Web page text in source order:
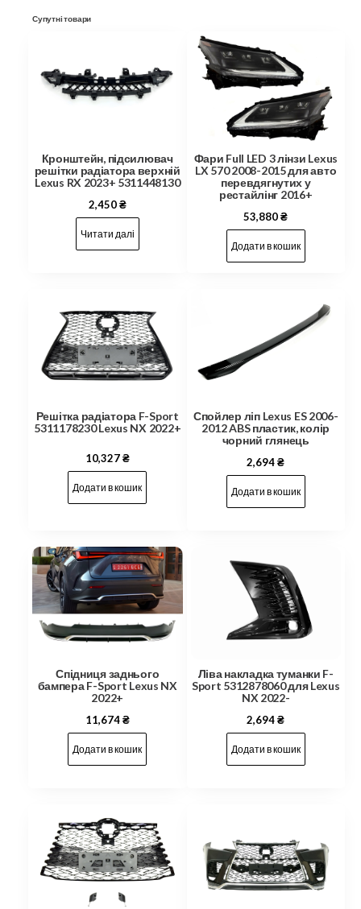
Супутні товари
Кронштейн, підсилювач
решітки радіатора верхній
Lexus RX 2023+ 5311448130
2,450₴
Читати далі
Фари Full LED 3 лінзи Lexus
LX 570 2008-2015 для авто
перевдягнутих у
рестайлінг 2016+
53,880₴
Додати в кошик
Решітка радіатора F-Sport
5311178230 Lexus NX 2022+
10,327₴
Додати в кошик
Спойлер ліп Lexus ES 2006-
2012 ABS пластик, колір
чорний глянець
2,694₴
Додати в кошик
Спідниця заднього
бампера F-Sport Lexus NX
2022+
11,674₴
Додати в кошик
Ліва накладка туманки F-
Sport 5312878060 для Lexus
NX 2022-
2,694₴
Додати в кошик